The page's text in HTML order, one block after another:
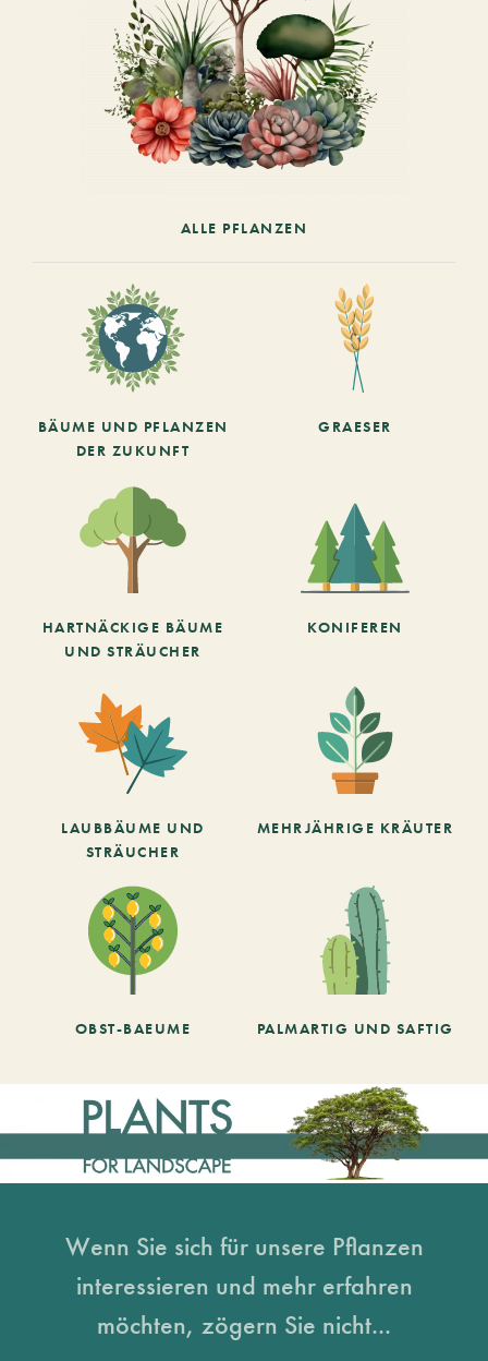
ALLE PFLANZEN
BÄUME UND PFLANZEN
DER ZUKUNFT
GRAESER
HARTNÄCKIGE BÄUME
UND STRÄUCHER
KONIFEREN
LAUBBÄUME UND
STRÄUCHER
MEHRJÄHRIGE KRÄUTER
OBST-BAEUME PALMARTIG UND SAFTIG
Wenn Sie sich für unsere Pflanzen
interessieren und mehr erfahren
möchten, zögern Sie nicht...